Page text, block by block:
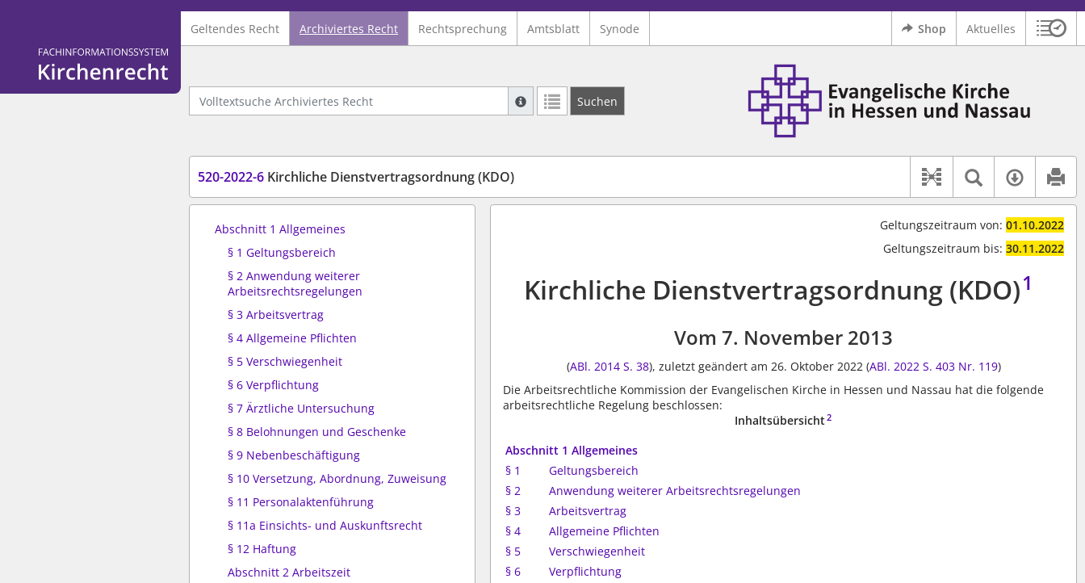
Logo Fachinformationssystem Kirchenrecht
Geltendes Recht Archiviertes Recht Rechtsprechung Amtsblatt Synode Shop Aktuelles
Volltextsuche Archiviertes Recht
Suche mit Platzhalter "*", Bsp. Pfarrer*, findet auch: "Pfarrerinitiative" oder "Pfarrerausschuss".
Weitere Suchoperatoren finden Sie in unserer Hilfe.
Suchen
Logo Ev. Kirche in Hessen und Nassau
520-2022-6 Kirchliche Dienstvertragsordnung (KDO)
Dokument-
Textsuche
Abschnitt 1 Allgemeines
§ 1 Geltungsbereich
§ 2 Anwendung weiterer
Arbeitsrechtsregelungen
§ 3 Arbeitsvertrag
§ 4 Allgemeine Pflichten
§ 5 Verschwiegenheit
§ 6 Verpflichtung
§ 7 Ärztliche Untersuchung
§ 8 Belohnungen und Geschenke
§ 9 Nebenbeschäftigung
§ 10 Versetzung, Abordnung, Zuweisung
§ 11 Personalaktenführung
§ 11a Einsichts- und Auskunftsrecht
§ 12 Haftung
Abschnitt 2 Arbeitszeit
Geltungszeitraum von: 01.10.2022
Geltungszeitraum bis: 30.11.2022
Kirchliche Dienstvertragsordnung (KDO)1
Vom 7. November 2013
(ABl. 2014 S. 38), zuletzt geändert am 26. Oktober 2022 (ABl. 2022 S. 403 Nr. 119)
Die Arbeitsrechtliche Kommission der Evangelischen Kirche in Hessen und Nassau hat die folgende
arbeitsrechtliche Regelung beschlossen:
Inhaltsübersicht 2
Abschnitt 1 Allgemeines
§ 1
Geltungsbereich
§ 2
Anwendung weiterer Arbeitsrechtsregelungen
§ 3
Arbeitsvertrag
§ 4
Allgemeine Pflichten
§ 5
Verschwiegenheit
§ 6
Verpflichtung